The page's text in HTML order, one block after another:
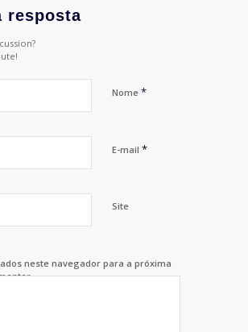
resposta
Nome *
E-mail *
Site
neste navegador para a próxima